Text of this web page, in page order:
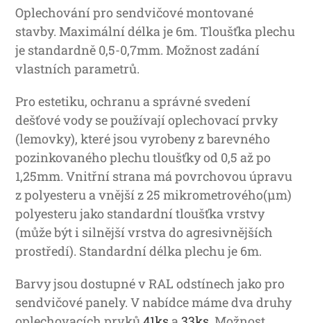
Oplechování pro sendvičové montované
stavby. Maximální délka je 6m. Tloušťka plechu
je standardně 0,5-0,7mm. Možnost zadání
vlastních parametrů.
Pro estetiku, ochranu a správné svedení
dešťové vody se používají oplechovací prvky
(lemovky), které jsou vyrobeny z barevného
pozinkovaného plechu tloušťky od 0,5 až po
1,25mm. Vnitřní strana má povrchovou úpravu
z polyesteru a vnější z 25 mikrometrového(μm)
polyesteru jako standardní tloušťka vrstvy
(může být i silnější vrstva do agresivnějších
prostředí). Standardní délka plechu je 6m.
Barvy jsou dostupné v RAL odstínech jako pro
sendvičové panely. V nabídce máme dva druhy